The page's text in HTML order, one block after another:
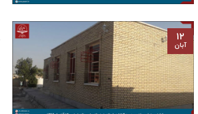
۱۲
آبان